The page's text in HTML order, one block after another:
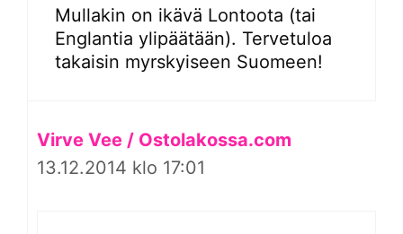
Mullakin on ikävä Lontoota (tai
Englantia ylipäätään). Tervetuloa
takaisin myrskyiseen Suomeen!
Virve Vee / Ostolakossa.com
13.12.2014 klo 17:01